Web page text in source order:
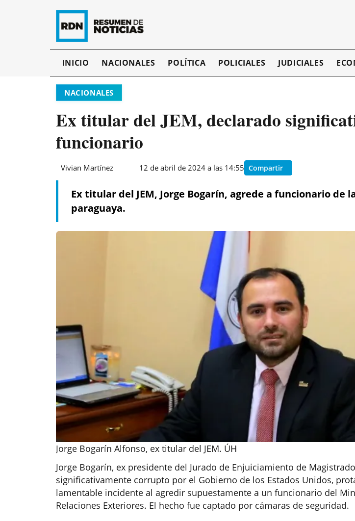
INICIO NACIONALES POLÍTICA POLICIALES JUDICIALES
NACIONALES
Ex titular del JEM, declarado
funcionario
Vivian Martínez 12 de abril de 2024 a las 14:55 Compartir
Ex titular del JEM, Jorge Bogarín, agrede a funcionario de
paraguaya.
Jorge Bogarín Alfonso, ex titular del JEM. ÚH
Jorge Bogarín, ex presidente del Jurado de Enjuiciamiento de
significativamente corrupto por el Gobierno de los Estados Unidos,
lamentable incidente al agredir supuestamente a un funcionario del
Relaciones Exteriores. El hecho fue captado por cámaras de seguridad.